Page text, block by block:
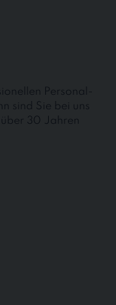
Personal-
sind Sie bei uns
30 Jahren